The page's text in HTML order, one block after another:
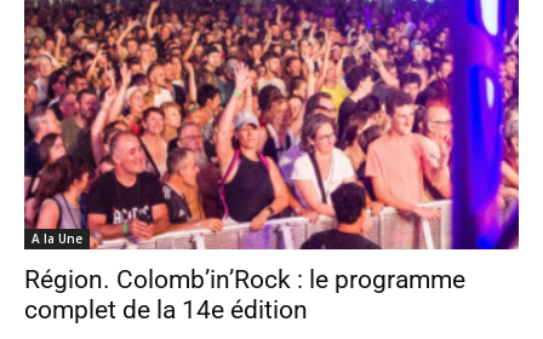
A la Une
Région. Colomb’in’Rock : le programme
complet de la 14e édition